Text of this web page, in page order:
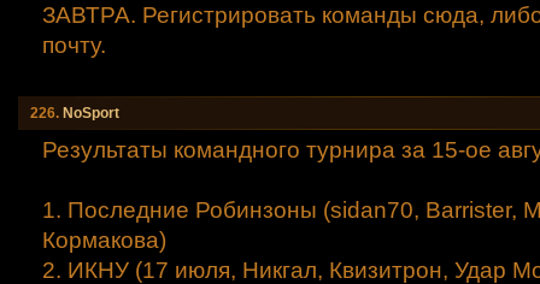
ЗАВТРА. Регистрировать команды сюда,
почту.
226. NoSport
Результаты командного турнира за 15-ое
1. Последние Робинзоны (sidan70, Barrister,
Кормакова)
2. ИКНУ (17 июля, Никгал, Квизитрон, Удар